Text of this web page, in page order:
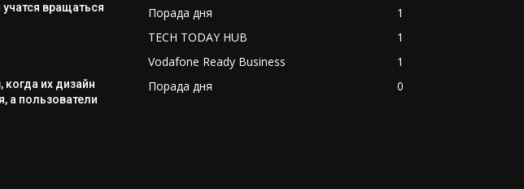
учатся вращаться
когда их дизайн
а пользователи
Порада дня
1
TECH TODAY HUB
1
Vodafone Ready Business
1
Порада дня
0